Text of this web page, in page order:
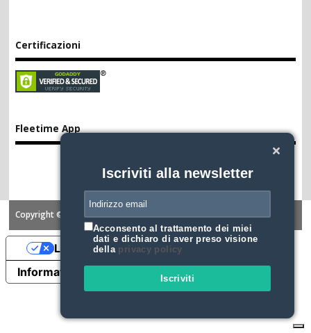
Iscriviti alla newsletter
Acconsento al trattamento dei miei
dati e dichiaro di aver preso visione
della privacy policy
Iscriviti
Certificazioni
Fleetime App
Copyright ©2026. FLEETIME
Informativa sulla raccolta
Le tue preferenze relative alla privacy